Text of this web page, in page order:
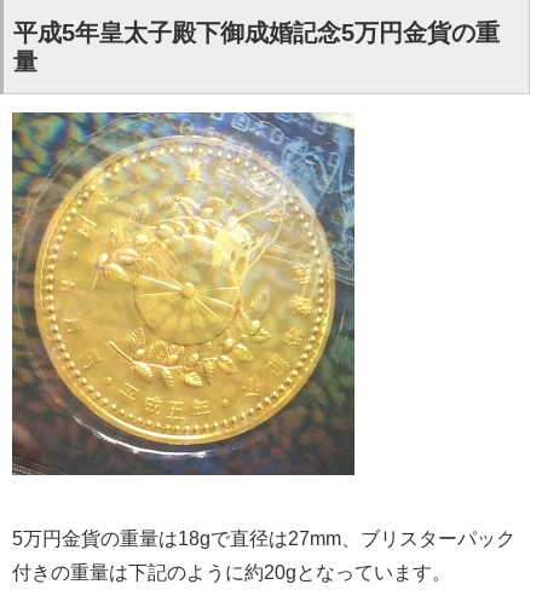
平成5年皇太子殿下御成婚記念5万円金貨の重
量
5万円金貨の重量は18gで直径は27mm、ブリスターパック
付きの重量は下記のように約20gとなっています。